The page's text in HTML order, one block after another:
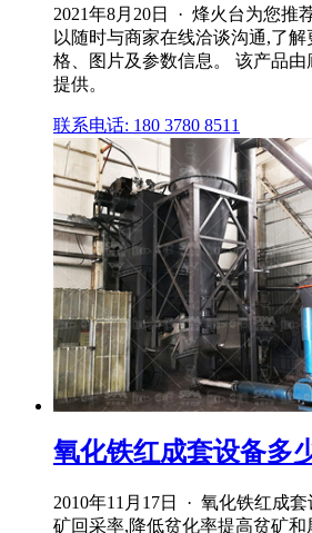
2021年8月20日 · 烽火台为您推
以随时与商家在线洽谈沟通,了
格、图片及参数信息。 该产品由
提供。
联系电话: 180 3780 8511
氧化铁红成套设备多
2010年11月17日 · 氧化铁红成
矿回采率,降低贫化率提高贫矿